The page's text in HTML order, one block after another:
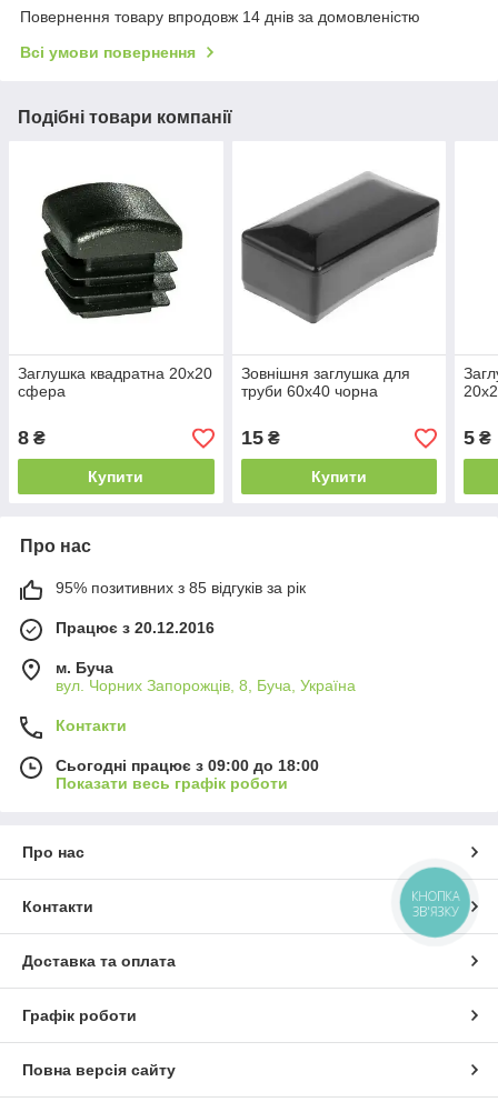
Повернення товару впродовж 14 днів за домовленістю
Всі умови повернення
Подібні товари компанії
Заглушка квадратна 20х20
сфера
8 ₴
Купити
Зовнішня заглушка для
труби 60х40 чорна
15₴
Купити
5 ₴
Про нас
95% позитивних з 85 відгуків за рік
Працює з 20.12.2016
м. Буча
вул. Чорних Запорожців, 8, Буча, Україна
Контакти
Сьогодні працює з 09:00 до 18:00
Показати весь графік роботи
Про нас
Контакти
Доставка та оплата
Графік роботи
Повна версія сайту
КНОПКА
ЗВ'ЯЗКУ